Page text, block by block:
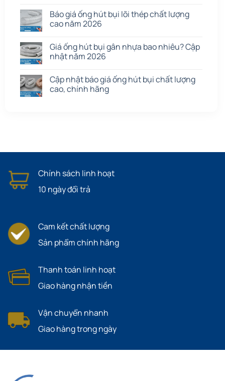
Báo giá ống hút bụi lõi thép chất lượng
cao năm 2026
Giá ống hút bụi gân nhựa bao nhiêu? Cập
nhật năm 2026
Cập nhật báo giá ống hút bụi chất lượng
cao, chính hãng
Chính sách linh hoạt
10 ngày đổi trả
Cam kết chất lượng
Sản phẩm chính hãng
Thanh toán linh hoạt
Giao hàng nhận tiền
Vận chuyển nhanh
Giao hàng trong ngày